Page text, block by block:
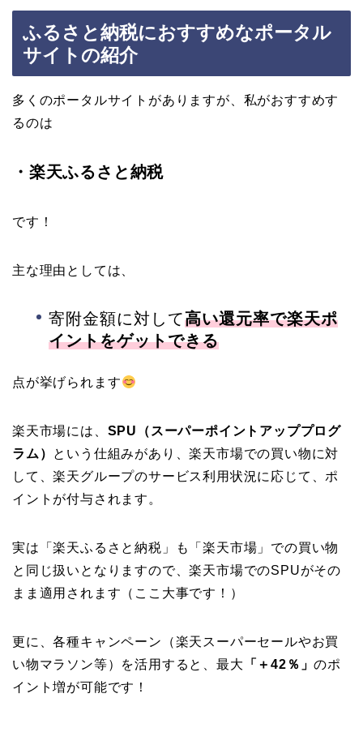
ふるさと納税におすすめなポータル
サイトの紹介
多くのポータルサイトがありますが、私がおすすめす
るのは
・楽天ふるさと納税
です！
主な理由としては、
寄附金額に対して高い還元率で楽天ポ
イントをゲットできる
点が挙げられます
楽天市場には、 SPU（スーパーポイントアッププログ
ラム） という仕組みがあり、楽天市場での買い物に対
して、楽天グループのサービス利用状況に応じて、ポ
イントが付与されます。
実は「楽天ふるさと納税」も「楽天市場」での買い物
と同じ扱いとなりますので、楽天市場でのSPUがその
まま適用されます（ここ大事です！）
更に、各種キャンペーン（楽天スーパーセールやお買
い物マラソン等）を活用すると、最大 「＋42％」のポ
イント増が可能です！